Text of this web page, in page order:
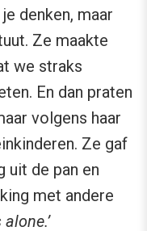
denken, maar
Ze maakte
we straks
En dan praten
volgens haar
Ze gaf
uit de pan en
met andere